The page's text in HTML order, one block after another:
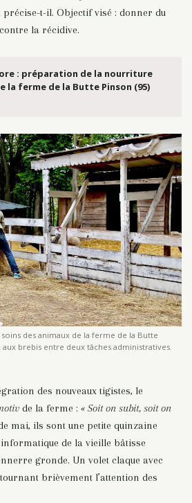
précise-t-il. Objectif visé : donner du
la récidive.
: préparation de la nourriture
la ferme de la Butte Pinson (95)
des animaux de la ferme de la Butte
brebis entre deux tâches administratives.
des nouveaux tigistes, le
de la ferme : « Soit on subit, soit on
mai, ils sont une petite quinzaine
de la vieille bâtisse
gronde. Un volet claque avec
brièvement l’attention des